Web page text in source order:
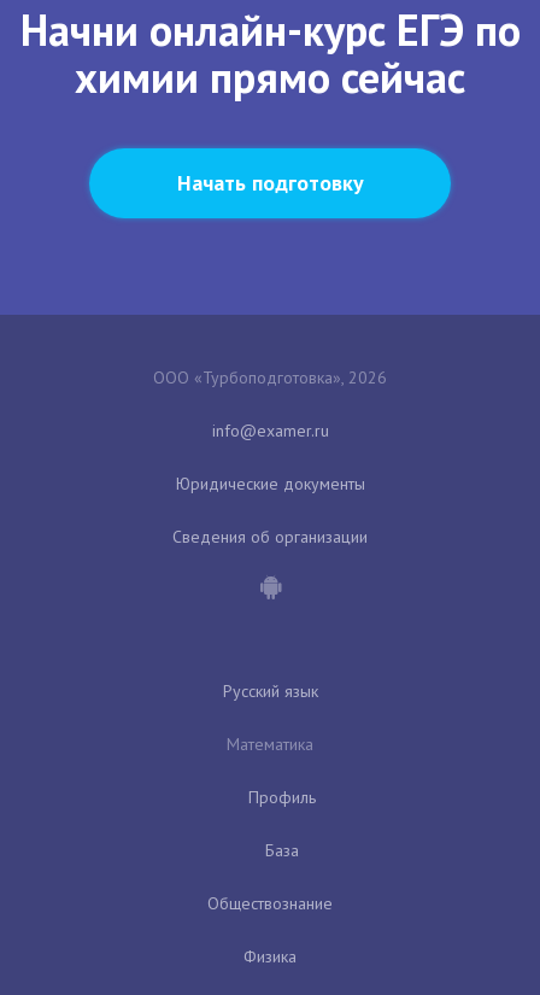
Начни онлайн-курс ЕГЭ по
химии прямо сейчас
Начать подготовку
ООО «Турбоподготовка», 2026
Юридические документы
Сведения об организации
Русский язык
Математика
Профиль
База
Обществознание
Физика